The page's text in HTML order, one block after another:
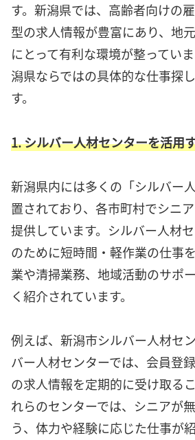
す。新潟県では、高齢者向けの
型の求人情報が豊富にあり、地
にとって有利な環境が整ってい
潟県ならではの具体的な仕事探
す。
1. シルバー人材センターを活用
新潟県内には多くの「シルバー
置されており、各市町村でシニ
提供しています。シルバー人材
のために短時間・軽作業の仕事
業や清掃業務、地域活動のサポ
く紹介されています。
例えば、新潟市シルバー人材セ
バー人材センターでは、会員登
の求人情報を定期的に受け取る
れらのセンターでは、シニアが
う、体力や経験に応じた仕事が